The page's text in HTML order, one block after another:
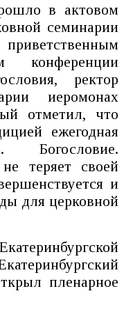
в актовом
семинарии
конференции
ректор
иеромонах
отметил, что
ежегодная
Богословие.
теряет своей
и
для церковной
пленарное